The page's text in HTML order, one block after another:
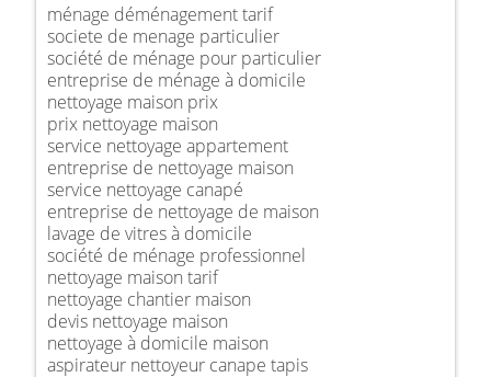
ménage déménagement tarif
societe de menage particulier
société de ménage pour particulier
entreprise de ménage à domicile
nettoyage maison prix
prix nettoyage maison
service nettoyage appartement
entreprise de nettoyage maison
service nettoyage canapé
entreprise de nettoyage de maison
lavage de vitres à domicile
société de ménage professionnel
nettoyage maison tarif
nettoyage chantier maison
devis nettoyage maison
nettoyage à domicile maison
aspirateur nettoyeur canape tapis